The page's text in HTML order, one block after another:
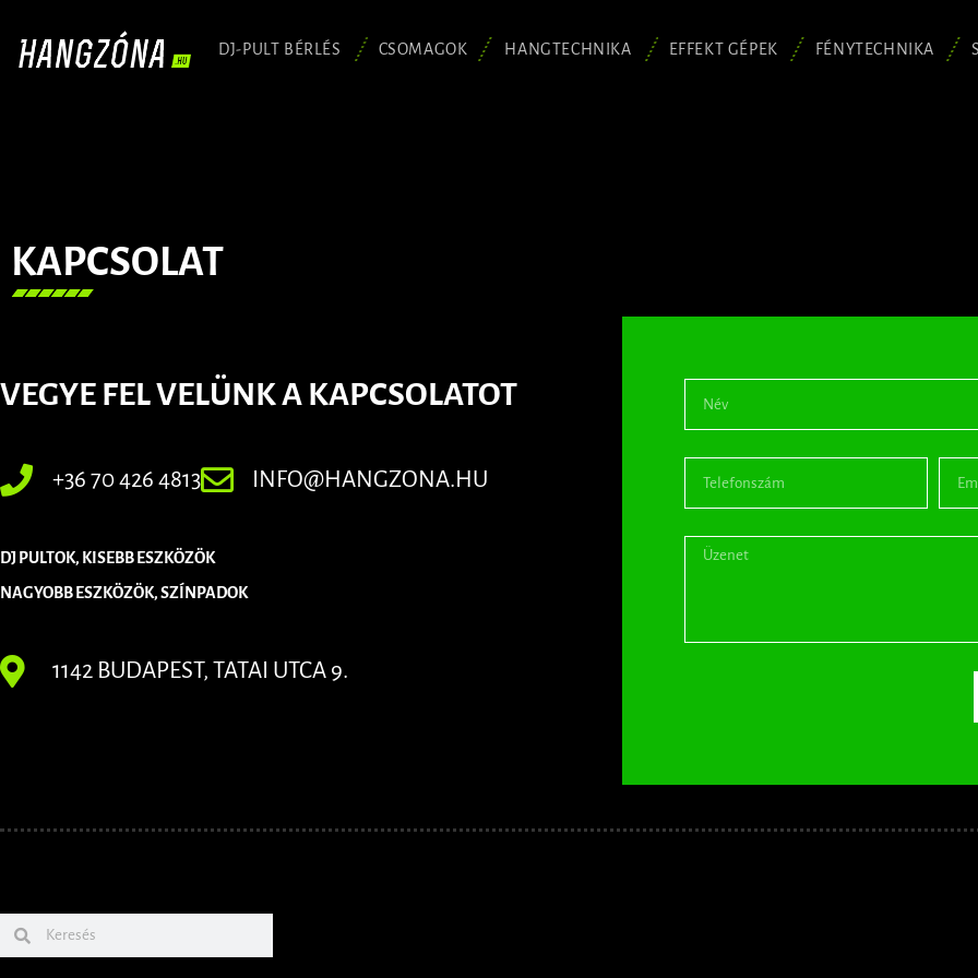
DJ-PULT BÉRLÉS CSOMAGOK HANGTECHNIKA EFFEKT GÉPEK FÉNYTECHNIKA
KAPCSOLAT
VEGYE FEL VELÜNK A KAPCSOLATOT
+36 70 426 4813 INFO@HANGZONA.HU
DJ PULTOK, KISEBB ESZKÖZÖK
NAGYOBB ESZKÖZÖK, SZÍNPADOK
1142 BUDAPEST, TATAI UTCA 9.